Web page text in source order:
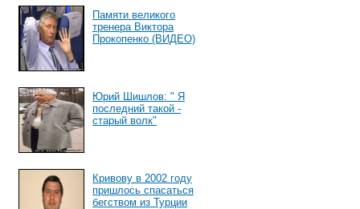
Памяти великого
тренера Виктора
Прокопенко (ВИДЕО)
Юрий Шишлов: " Я
последний такой -
старый волк"
Кривову в 2002 году
пришлось спасаться
бегством из Турции